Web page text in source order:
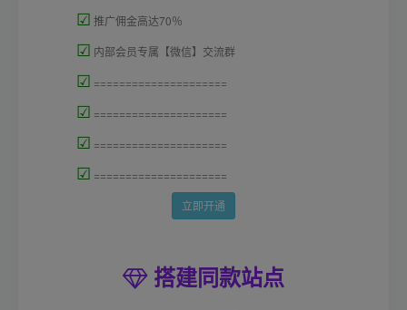
☑ 推广佣金高达70％
☑ 内部会员专属【微信】交流群
☑ =====================
☑ =====================
☑ =====================
☑ =====================
立即开通
搭建同款站点